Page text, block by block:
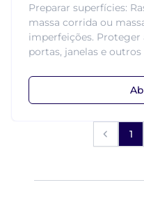
Preparar superfícies:
massa corrida ou
imperfeições. Proteger
portas, janelas e outros
1